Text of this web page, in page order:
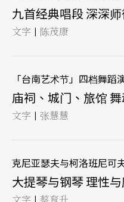
九首经典唱段 深深
文字 | 陈茂康
「台南艺术节」四档舞蹈
庙祠、城门、旅馆
文字 | 张慧慧
克尼亚瑟夫与柯洛班尼可
大提琴与钢琴 理性
文字 | 蔡育升